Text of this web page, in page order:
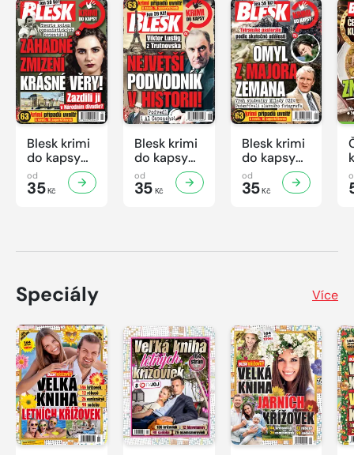
produktech i pár dobrých rad, aby se v kuchyni dařilo.
Blesk krimi
do kapsy
č.7/2026
od
35Kč
Blesk krimi
do kapsy
č.6/2026
od
35Kč
Blesk krimi
do kapsy
č.5/2026
od
35Kč
Speciály Více